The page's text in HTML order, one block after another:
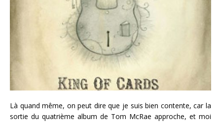
Là quand même, on peut dire que je suis bien contente, car la
sortie du quatrième album de Tom McRae approche, et moi